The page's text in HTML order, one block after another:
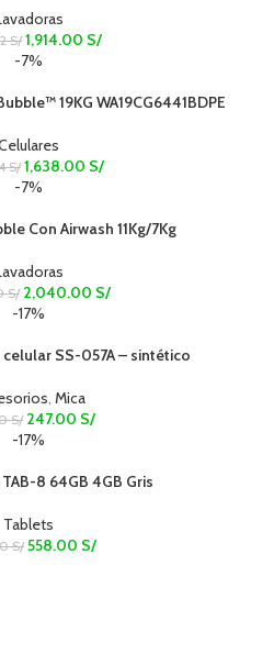
S/ 1,914.00 S/
-7%
19KG WA19CG6441BDPE
S/ 1,638.00 S/
-7%
Con Airwash 11Kg/7Kg
S/ 2,040.00 S/
-17%
SS-057A – sintético
, Mica
S/ 247.00 S/
-17%
8 64GB 4GB Gris
Tablets
S/ 558.00 S/